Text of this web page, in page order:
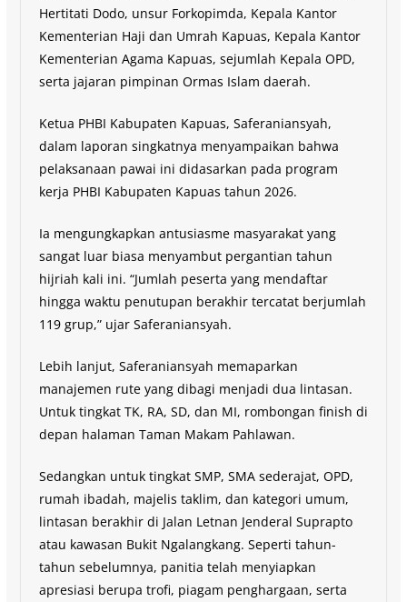
Hertitati Dodo, unsur Forkopimda, Kepala Kantor
Kementerian Haji dan Umrah Kapuas, Kepala Kantor
Kementerian Agama Kapuas, sejumlah Kepala OPD,
serta jajaran pimpinan Ormas Islam daerah.
Ketua PHBI Kabupaten Kapuas, Saferaniansyah,
dalam laporan singkatnya menyampaikan bahwa
pelaksanaan pawai ini didasarkan pada program
kerja PHBI Kabupaten Kapuas tahun 2026.
Ia mengungkapkan antusiasme masyarakat yang
sangat luar biasa menyambut pergantian tahun
hijriah kali ini. “Jumlah peserta yang mendaftar
hingga waktu penutupan berakhir tercatat berjumlah
119 grup,” ujar Saferaniansyah.
Lebih lanjut, Saferaniansyah memaparkan
manajemen rute yang dibagi menjadi dua lintasan.
Untuk tingkat TK, RA, SD, dan MI, rombongan finish di
depan halaman Taman Makam Pahlawan.
Sedangkan untuk tingkat SMP, SMA sederajat, OPD,
rumah ibadah, majelis taklim, dan kategori umum,
lintasan berakhir di Jalan Letnan Jenderal Suprapto
atau kawasan Bukit Ngalangkang. Seperti tahun-
tahun sebelumnya, panitia telah menyiapkan
apresiasi berupa trofi, piagam penghargaan, serta